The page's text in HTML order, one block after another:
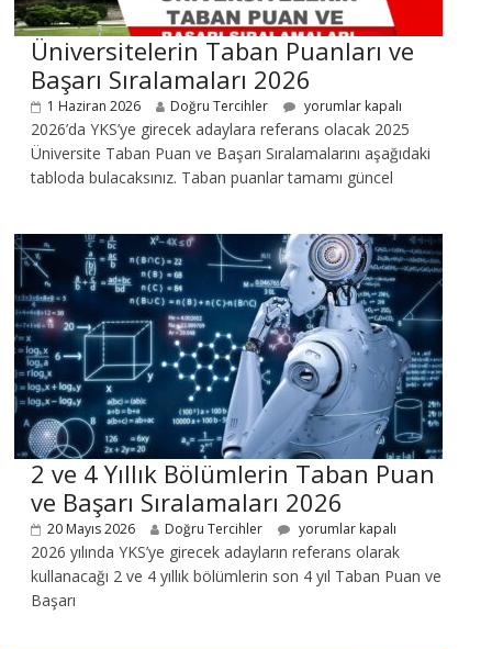
Üniversitelerin Taban Puanları ve
Başarı Sıralamaları 2026
1 Haziran 2026 Doğru Tercihler yorumlar kapalı
2026’da YKS’ye girecek adaylara referans olacak 2025
Üniversite Taban Puan ve Başarı Sıralamalarını aşağıdaki
tabloda bulacaksınız. Taban puanlar tamamı güncel
2 ve 4 Yıllık Bölümlerin Taban Puan
ve Başarı Sıralamaları 2026
20 Mayıs 2026 Doğru Tercihler yorumlar kapalı
2026 yılında YKS’ye girecek adayların referans olarak
kullanacağı 2 ve 4 yıllık bölümlerin son 4 yıl Taban Puan ve
Başarı